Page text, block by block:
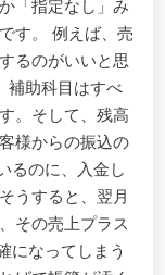
「指定なし」み
す。 例えば、売
るのがいいと思
補助科目はすべ
。そして、残高
様からの振込の
るのに、入金し
うすると、翌月
その売上プラス
になってしまう